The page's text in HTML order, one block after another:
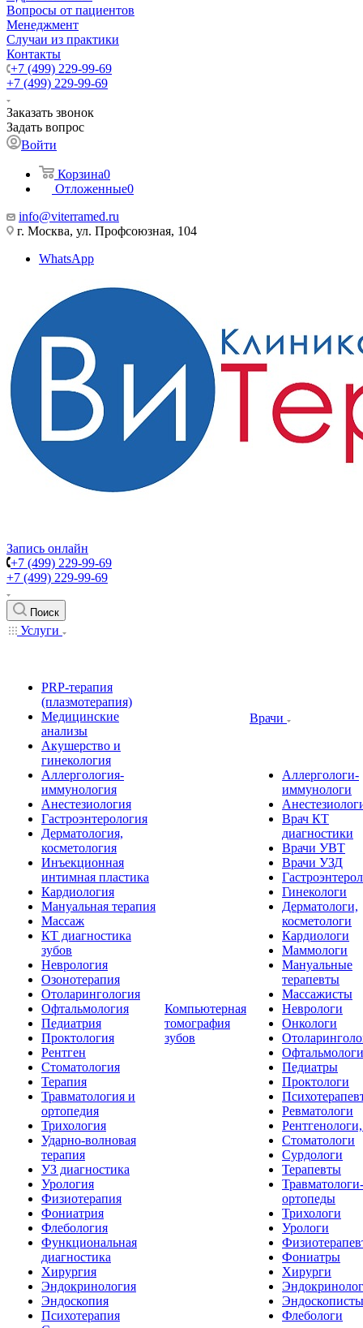
Вопросы от пациентов
Менеджмент
Случаи из практики
Контакты
+7 (499) 229-99-69
+7 (499) 229-99-69
Заказать звонок
Задать вопрос
Войти
Корзина0
Отложенные0
info@viterramed.ru
г. Москва, ул. Профсоюзная, 104
WhatsApp
Запись онлайн
+7 (499) 229-99-69
+7 (499) 229-99-69
Поиск
Услуги
PRP-терапия
(плазмотерапия)
Медицинские
анализы
Акушерство и
гинекология
Аллергология-
иммунология
Анестезиология
Гастроэнтерология
Дерматология,
косметология
Инъекционная
интимная пластика
Кардиология
Мануальная терапия
Массаж
КТ диагностика
зубов
Неврология
Озонотерапия
Отоларингология
Офтальмология
Педиатрия
Проктология
Рентген
Стоматология
Терапия
Травматология и
ортопедия
Трихология
Ударно-волновая
терапия
УЗ диагностика
Урология
Физиотерапия
Фониатрия
Флебология
Функциональная
диагностика
Хирургия
Эндокринология
Эндоскопия
Психотерапия
Компьютерная
томография
зубов
Врачи
Аллергологи-
иммунологи
Врач КТ
диагностики
Врачи УВТ
Врачи УЗД
Гинекологи
Дерматологи,
косметологи
Кардиологи
Маммологи
Мануальные
терапевты
Массажисты
Неврологи
Онкологи
Офтальмологи
Педиатры
Проктологи
Ревматологи
Стоматологи
Сурдологи
Терапевты
Травматологи-
ортопеды
Трихологи
Урологи
Фониатры
Хирурги
Эндоскописты
Флебологи